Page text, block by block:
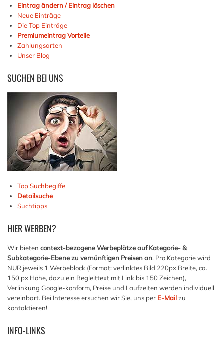
Eintrag ändern / Eintrag löschen
Neue Einträge
Die Top Einträge
Premiumeintrag Vorteile
Zahlungsarten
Unser Blog
SUCHEN BEI UNS
Top Suchbegiffe
Detailsuche
Suchtipps
HIERWERBEN?
Wir bieten context-bezogene Werbeplätze auf Kategorie- &
Subkategorie-Ebene zu vernünftigen Preisen an. Pro Kategorie wird
NUR jeweils 1 Werbeblock (Format: verlinktes Bild 220px Breite, ca.
150 px Höhe, dazu ein Begleittext mit Link bis 150 Zeichen),
Verlinkung Google-konform, Preise und Laufzeiten werden individuell
vereinbart. Bei Interesse ersuchen wir Sie, uns per E-Mailzu
kontaktieren!
INFO-LINKS